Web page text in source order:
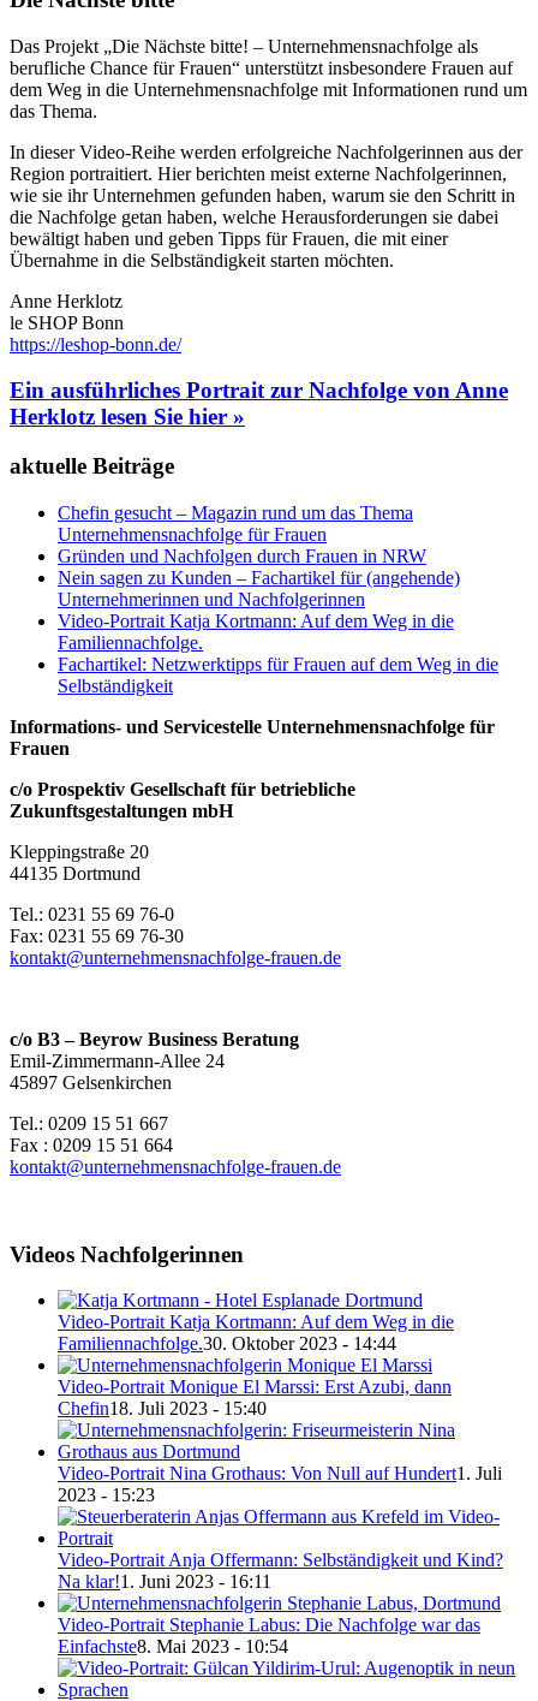
Das Projekt „Die Nächste bitte! – Unternehmensnachfolge als
berufliche Chance für Frauen“ unterstützt insbesondere Frauen auf
dem Weg in die Unternehmensnachfolge mit Informationen rund um
das Thema.
In dieser Video-Reihe werden erfolgreiche Nachfolgerinnen aus der
Region portraitiert. Hier berichten meist externe Nachfolgerinnen,
wie sie ihr Unternehmen gefunden haben, warum sie den Schritt in
die Nachfolge getan haben, welche Herausforderungen sie dabei
bewältigt haben und geben Tipps für Frauen, die mit einer
Übernahme in die Selbständigkeit starten möchten.
Anne Herklotz
le SHOP Bonn
https://leshop-bonn.de/
Ein ausführliches Portrait zur Nachfolge von Anne
Herklotz lesen Sie hier »
aktuelle Beiträge
Chefin gesucht – Magazin rund um das Thema
Unternehmensnachfolge für Frauen
Gründen und Nachfolgen durch Frauen in NRW
Nein sagen zu Kunden – Fachartikel für (angehende)
Unternehmerinnen und Nachfolgerinnen
Video-Portrait Katja Kortmann: Auf dem Weg in die
Familiennachfolge.
Fachartikel: Netzwerktipps für Frauen auf dem Weg in die
Selbständigkeit
Informations- und Servicestelle Unternehmensnachfolge für
Frauen
c/o Prospektiv Gesellschaft für betriebliche
Zukunftsgestaltungen mbH
Kleppingstraße 20
44135 Dortmund
Tel.: 0231 55 69 76-0
Fax: 0231 55 69 76-30
kontakt@unternehmensnachfolge-frauen.de
c/o B3 – Beyrow Business Beratung
Emil-Zimmermann-Allee 24
45897 Gelsenkirchen
Tel.: 0209 15 51 667
Fax : 0209 15 51 664
kontakt@unternehmensnachfolge-frauen.de
Videos Nachfolgerinnen
Video-Portrait Katja Kortmann: Auf dem Weg in die
Familiennachfolge.30. Oktober 2023 - 14:44
Video-Portrait Monique El Marssi: Erst Azubi, dann
Chefin18. Juli 2023 - 15:40
Video-Portrait Nina Grothaus: Von Null auf Hundert1. Juli
2023 - 15:23
Video-Portrait Anja Offermann: Selbständigkeit und Kind?
Na klar!1. Juni 2023 - 16:11
Video-Portrait Stephanie Labus: Die Nachfolge war das
Einfachste8. Mai 2023 - 10:54